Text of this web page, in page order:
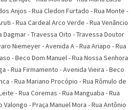
Anjos -Rua Cledon Furtado -Rua Monte -
-Rua Cardeal Arco Verde -Rua Venãncio
Dagmar-Travessa Oito -Travessa Doutor
Niemeyer-Avenida A-Rua Ariapo -Rua
-Beco Dom Manuel-Rua Nossa Senhora
-Rua Firmamento -Avenida Vieira -Beco
-Rua Mariano Procópio -Rua Rômulo de
-Rua Coremas -Rua Manguaba -Rua
Valongo -Praça Manuel Mora -Rua Antônio